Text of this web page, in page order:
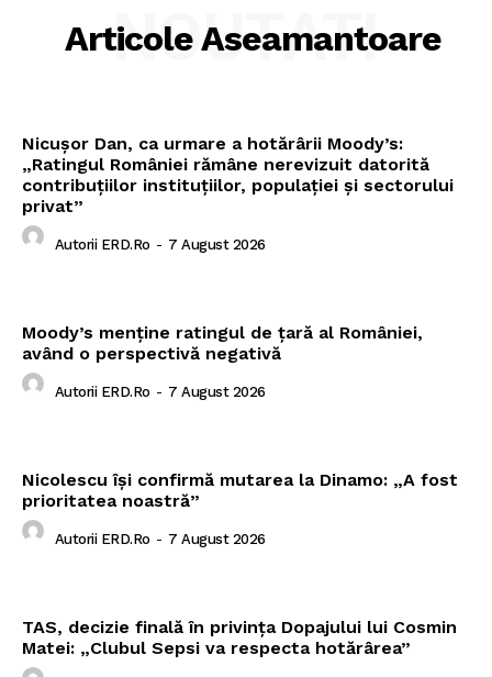
Articole Aseamantoare
NOUTATI
Nicușor Dan, ca urmare a hotărârii Moody’s:
„Ratingul României rămâne nerevizuit datorită
contribuțiilor instituțiilor, populației și sectorului
privat”
Autorii ERD.ro - 7 August 2026
Moody’s menține ratingul de țară al României,
având o perspectivă negativă
Autorii ERD.ro - 7 August 2026
Nicolescu își confirmă mutarea la Dinamo: „A fost
prioritatea noastră”
Autorii ERD.ro - 7 August 2026
TAS, decizie finală în privința Dopajului lui Cosmin
Matei: „Clubul Sepsi va respecta hotărârea”